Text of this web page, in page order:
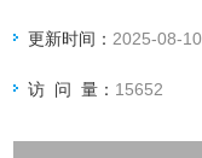
更新时间： 2025-08-10
访 问 量： 15652